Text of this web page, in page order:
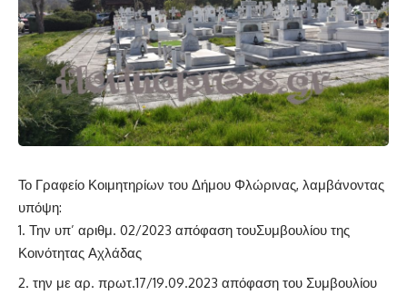
Το Γραφείο Κοιμητηρίων του Δήμου Φλώρινας, λαμβάνοντας
υπόψη:
Την υπ’ αριθμ. 02/2023 απόφαση τουΣυμβουλίου της
Κοινότητας Αχλάδας
την με αρ. πρωτ.17/19.09.2023 απόφαση του Συμβουλίου